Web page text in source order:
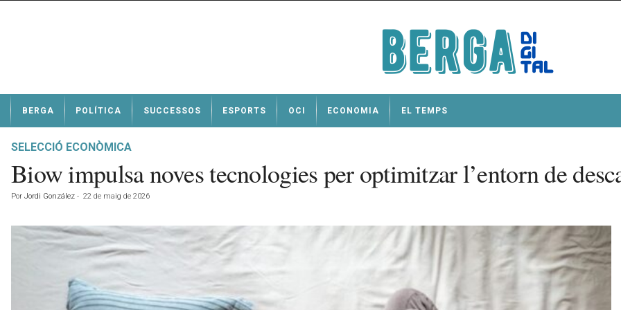
t
BERGA POLÍTICA SUCCESSOS ESPORTS OCI ECONOMIA EL TEMPS
SELECCIÓ ECONÒMICA
Biow impulsa noves tecnologies per optimitzar l’entorn de
Por Jordi González - 22 de maig de 2026